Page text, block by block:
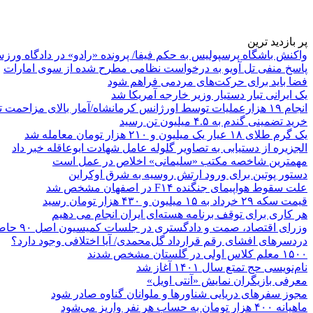
پر بازدید ترین
واکنش باشگاه پرسپولیس به حکم فیفا/ پرونده «رادو» در دادگاه
پاسخ منفی تل آویو به درخواست نظامی مطرح شده از سوی امارات
فضا باید برای حرکت‌های مردمی فراهم شود
یک ایرانی تبار دستیار وزیر خارجه آمریکا شد
انجام ۱۹ هزارعملیات توسط اورژانس کرمانشاه/آمار بالای مزاحمت تلفنی
خرید تضمینی گندم به ۴.۵ میلیون تن رسید
یک گرم طلای ۱۸ عیار یک میلیون و ۲۱۰ هزار تومان معامله شد
الجزیره از دستیابی به تصاویر گلوله عامل شهادت ابوعاقله خبر داد
مهمترین شاخصه مکتب «سلیمانی» اخلاص در عمل است
دستور پوتین برای ورود ارتش روسیه به شرق اوکراین
علت سقوط هواپیمای جنگنده F۱۴ در اصفهان مشخص شد
قیمت سکه ۲۹ خرداد به ۱۵ میلیون و ۴۳۰ هزار تومان رسید
هر کاری برای توقف برنامه هسته‌ای ایران انجام می دهیم
وزرای اقتصاد، صمت و دادگستری در جلسات کمیسیون اصل ۹۰ حاضر می‌شوند
دردسرهای افشای رقم قرارداد گل‌محمدی/ آیا اختلافی وجود دارد؟
۱۵۰۰ معلم کلاس اولی در گلستان مشخص شدند
نام‌نویسی حج تمتع سال ۱۴۰۱ آغاز شد
معرفی بازیگران نمایش «آنتی اویل»
مجوز سفرهای دریایی شناورها و ملوانان گناوه صادر شود
ماهیانه ۴۰۰ هزار تومان به حساب هر نفر واریز می‌شود